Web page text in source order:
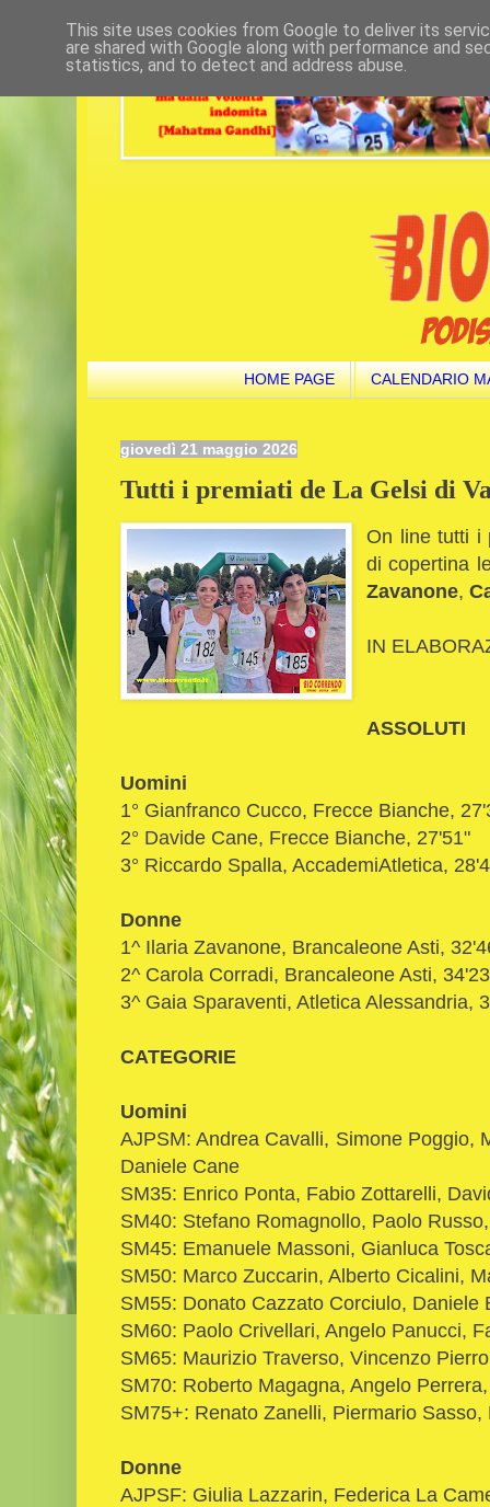
HOME PAGE CALENDARIO
giovedì 21 maggio 2026
Tutti i premiati de La Gelsi di
On line tutti i
di copertina
Zavanone,
IN
ASSOLUTI
Uomini
1° Gianfranco Cucco, Frecce Bianche,
2° Davide Cane, Frecce Bianche, 27'51"
3° Riccardo Spalla, AccademiAtletica,
Donne
1^ Ilaria Zavanone, Brancaleone Asti,
2^ Carola Corradi, Brancaleone Asti,
3^ Gaia Sparaventi, Atletica Alessandria,
CATEGORIE
Uomini
AJPSM: Andrea Cavalli, Simone Poggio,
Daniele Cane
SM35: Enrico Ponta, Fabio Zottarelli,
SM40: Stefano Romagnollo, Paolo
SM45: Emanuele Massoni, Gianluca
SM50: Marco Zuccarin, Alberto Cicalini,
SM55: Donato Cazzato Corciulo, Daniele
SM60: Paolo Crivellari, Angelo Panucci,
SM65: Maurizio Traverso, Vincenzo
SM70: Roberto Magagna, Angelo
SM75+: Renato Zanelli, Piermario
Donne
AJPSF: Giulia Lazzarin, Federica La
This site uses cookies from Google to deliver its
are shared with Google along with performance and
statistics, and to detect and address abuse.